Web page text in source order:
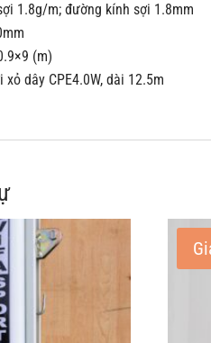
1.8g/m; đường kính sợi 1.8mm
(m)
dây CPE4.0W, dài 12.5m